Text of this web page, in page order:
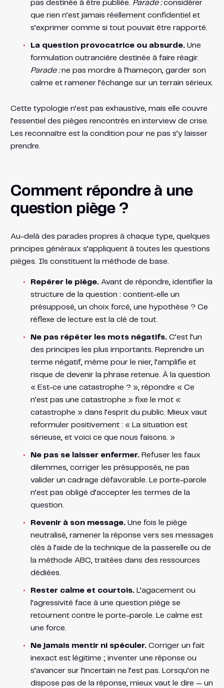
pas destinée à être publiée. Parade :considérer
que rien n’est jamais réellement confidentiel et
s’exprimer comme si tout pouvait être rapporté.
La question provocatrice ou absurde.Une
formulation outrancière destinée à faire réagir.
Parade :ne pas mordre à l’hameçon, garder son
calme et ramener l’échange sur un terrain sérieux.
Cette typologie n’est pas exhaustive, mais elle couvre
l’essentiel des pièges rencontrés en interview de crise.
Les reconnaître est la condition pour ne pas s’y laisser
prendre.
Comment répondre à une
question piège ?
Au-delà des parades propres à chaque type, quelques
principes généraux s’appliquent à toutes les questions
pièges. Ils constituent la méthode de base.
Repérer le piège.Avant de répondre, identifier la
structure de la question : contient-elle un
présupposé, un choix forcé, une hypothèse ? Ce
réflexe de lecture est la clé de tout.
Ne pas répéter les mots négatifs.C’est l’un
des principes les plus importants. Reprendre un
terme négatif, même pour le nier, l’amplifie et
risque de devenir la phrase retenue. À la question
« Est-ce une catastrophe ? », répondre « Ce
n’est pas une catastrophe » fixe le mot «
catastrophe » dans l’esprit du public. Mieux vaut
reformuler positivement : « La situation est
sérieuse, et voici ce que nous faisons. »
Ne pas se laisser enfermer.Refuser les faux
dilemmes, corriger les présupposés, ne pas
valider un cadrage défavorable. Le porte-parole
n’est pas obligé d’accepter les termes de la
question.
Revenir à son message.Une fois le piège
neutralisé, ramener la réponse vers ses messages
clés à l’aide de la technique de la passerelle ou de
la méthode ABC, traitées dans des ressources
dédiées.
Rester calme et courtois.L’agacement ou
l’agressivité face à une question piège se
retournent contre le porte-parole. Le calme est
une force.
Ne jamais mentir ni spéculer.Corriger un fait
inexact est légitime ; inventer une réponse ou
s’avancer sur l’incertain ne l’est pas. Lorsqu’on ne
dispose pas de la réponse, mieux vaut le dire — un